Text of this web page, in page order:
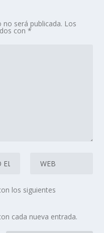
será publicada. Los
con*
los siguientes
cada nueva entrada.